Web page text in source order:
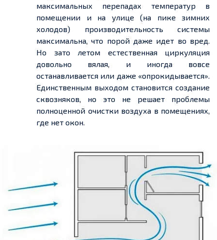
максимальных перепадах температур в
помещении и на улице (на пике зимних
холодов) производительность системы
максимальна, что порой даже идет во вред.
Но зато летом естественная циркуляция
довольно вялая, и иногда вовсе
останавливается или даже «опрокидывается».
Единственным выходом становится создание
сквозняков, но это не решает проблемы
полноценной очистки воздуха в помещениях,
где нет окон.